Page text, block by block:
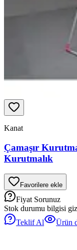
Kanat
Çamaşır
Kurutmalık
Favorilere ekle
Fiyat Sorunuz
Stok durumu bilgisi
Teklif Al
Ürün